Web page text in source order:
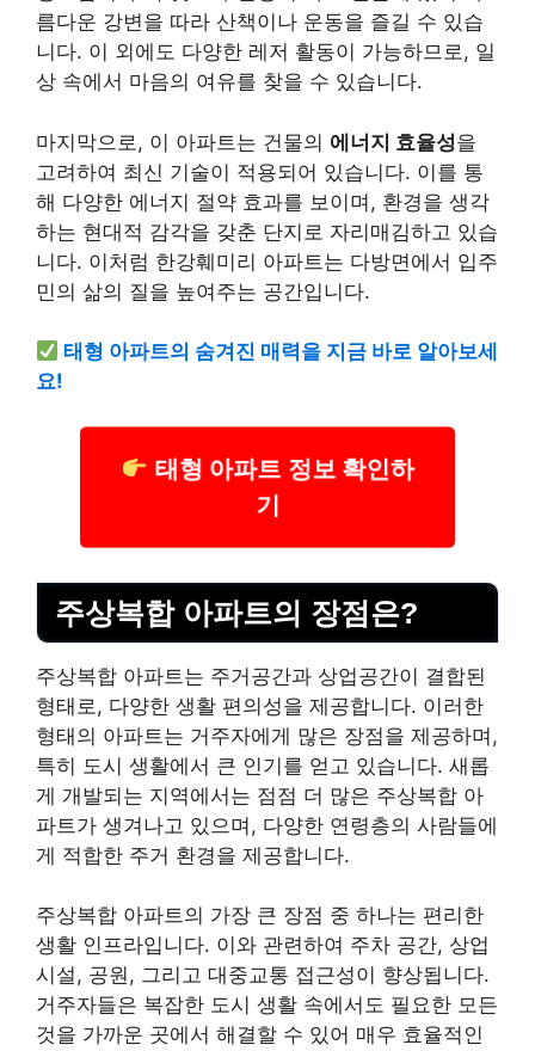
름다운 강변을 따라 산책이나 운동을 즐길 수 있습
니다. 이 외에도 다양한 레저 활동이 가능하므로, 일
상 속에서 마음의 여유를 찾을 수 있습니다.
마지막으로, 이 아파트는 건물의 에너지 효율성을
고려하여 최신 기술이 적용되어 있습니다. 이를 통
해 다양한 에너지 절약 효과를 보이며, 환경을 생각
하는 현대적 감각을 갖춘 단지로 자리매김하고 있습
니다. 이처럼 한강훼미리 아파트는 다방면에서 입주
민의 삶의 질을 높여주는 공간입니다.
태형 아파트의 숨겨진 매력을 지금 바로 알아보세
요!
태형 아파트 정보 확인하
기
주상복합 아파트의 장점은?
주상복합 아파트는 주거공간과 상업공간이 결합된
형태로, 다양한 생활 편의성을 제공합니다. 이러한
형태의 아파트는 거주자에게 많은 장점을 제공하며,
특히 도시 생활에서 큰 인기를 얻고 있습니다. 새롭
게 개발되는 지역에서는 점점 더 많은 주상복합 아
파트가 생겨나고 있으며, 다양한 연령층의 사람들에
게 적합한 주거 환경을 제공합니다.
주상복합 아파트의 가장 큰 장점 중 하나는 편리한
생활 인프라입니다. 이와 관련하여 주차 공간, 상업
시설, 공원, 그리고 대중교통 접근성이 향상됩니다.
거주자들은 복잡한 도시 생활 속에서도 필요한 모든
것을 가까운 곳에서 해결할 수 있어 매우 효율적인